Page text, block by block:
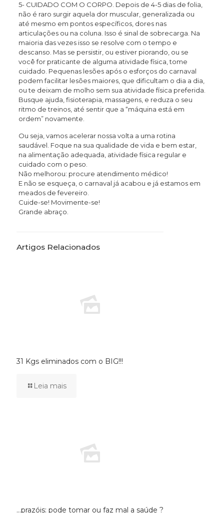
5- CUIDADO COM O CORPO. Depois de 4-5 dias de folia,
não é raro surgir aquela dor muscular, generalizada ou
até mesmo em pontos específicos, dores nas
articulações ou na coluna. Isso é sinal de sobrecarga. Na
maioria das vezes isso se resolve com o tempo e
descanso. Mas se persistir, ou estiver piorando, ou se
você for praticante de alguma atividade física, tome
cuidado. Pequenas lesões após o esforços do carnaval
podem facilitar lesões maiores, que dificultam o dia a dia,
ou te deixam de molho sem sua atividade física preferida.
Busque ajuda, fisioterapia, massagens, e reduza o seu
ritmo de treinos, até sentir que a “máquina está em
ordem” novamente.
Ou seja, vamos acelerar nossa volta a uma rotina
saudável. Foque na sua qualidade de vida e bem estar,
na alimentação adequada, atividade física regular e
cuidado com o peso.
Não melhorou: procure atendimento médico!
E não se esqueça, o carnaval já acabou e já estamos em
meados de fevereiro.
Cuide-se! Movimente-se!
Grande abraço.
Artigos Relacionados
31 Kgs eliminados com o BIG!!!
Leia mais
…prazóis: pode tomar ou faz mal a saúde ?